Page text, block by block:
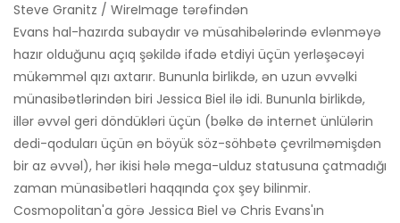
Steve Granitz / WireImage tərəfindən
Evans hal-hazırda subaydır və müsahibələrində evlənməyə
hazır olduğunu açıq şəkildə ifadə etdiyi üçün yerləşəcəyi
mükəmməl qızı axtarır. Bununla birlikdə, ən uzun əvvəlki
münasibətlərindən biri Jessica Biel ilə idi. Bununla birlikdə,
illər əvvəl geri döndükləri üçün (bəlkə də internet ünlülərin
dedi-qoduları üçün ən böyük söz-söhbətə çevrilməmişdən
bir az əvvəl), hər ikisi hələ mega-ulduz statusuna çatmadığı
zaman münasibətləri haqqında çox şey bilinmir.
Cosmopolitan'a görə Jessica Biel və Chris Evans'ın